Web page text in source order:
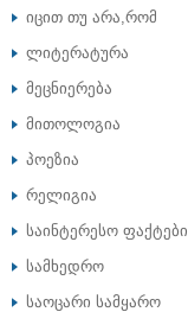
იცით თუ არა,რომ
ლიტერატურა
მეცნიერება
მითოლოგია
პოეზია
რელიგია
საინტერესო ფაქტები
სამხედრო
საოცარი სამყარო